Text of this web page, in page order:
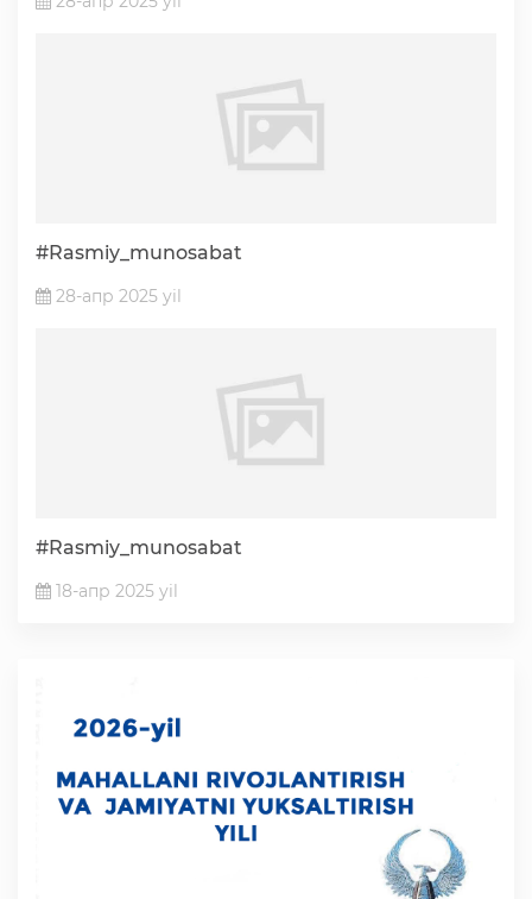
#Rasmiy_munosabat
28-апр 2025 yil
#Rasmiy_munosabat
18-апр 2025 yil